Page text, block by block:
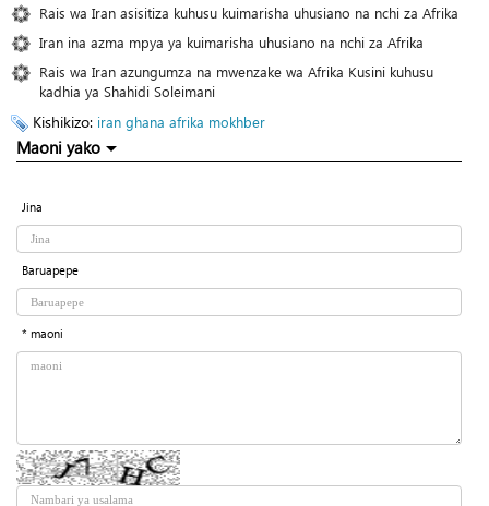
Rais wa Iran asisitiza kuhusu kuimarisha uhusiano na nchi za Afrika
Iran ina azma mpya ya kuimarisha uhusiano na nchi za Afrika
Rais wa Iran azungumza na mwenzake wa Afrika Kusini kuhusu
kadhia ya Shahidi Soleimani
Kishikizo: iran ghana afrika mokhber
Maoni yako
Jina
Baruapepe
* maoni